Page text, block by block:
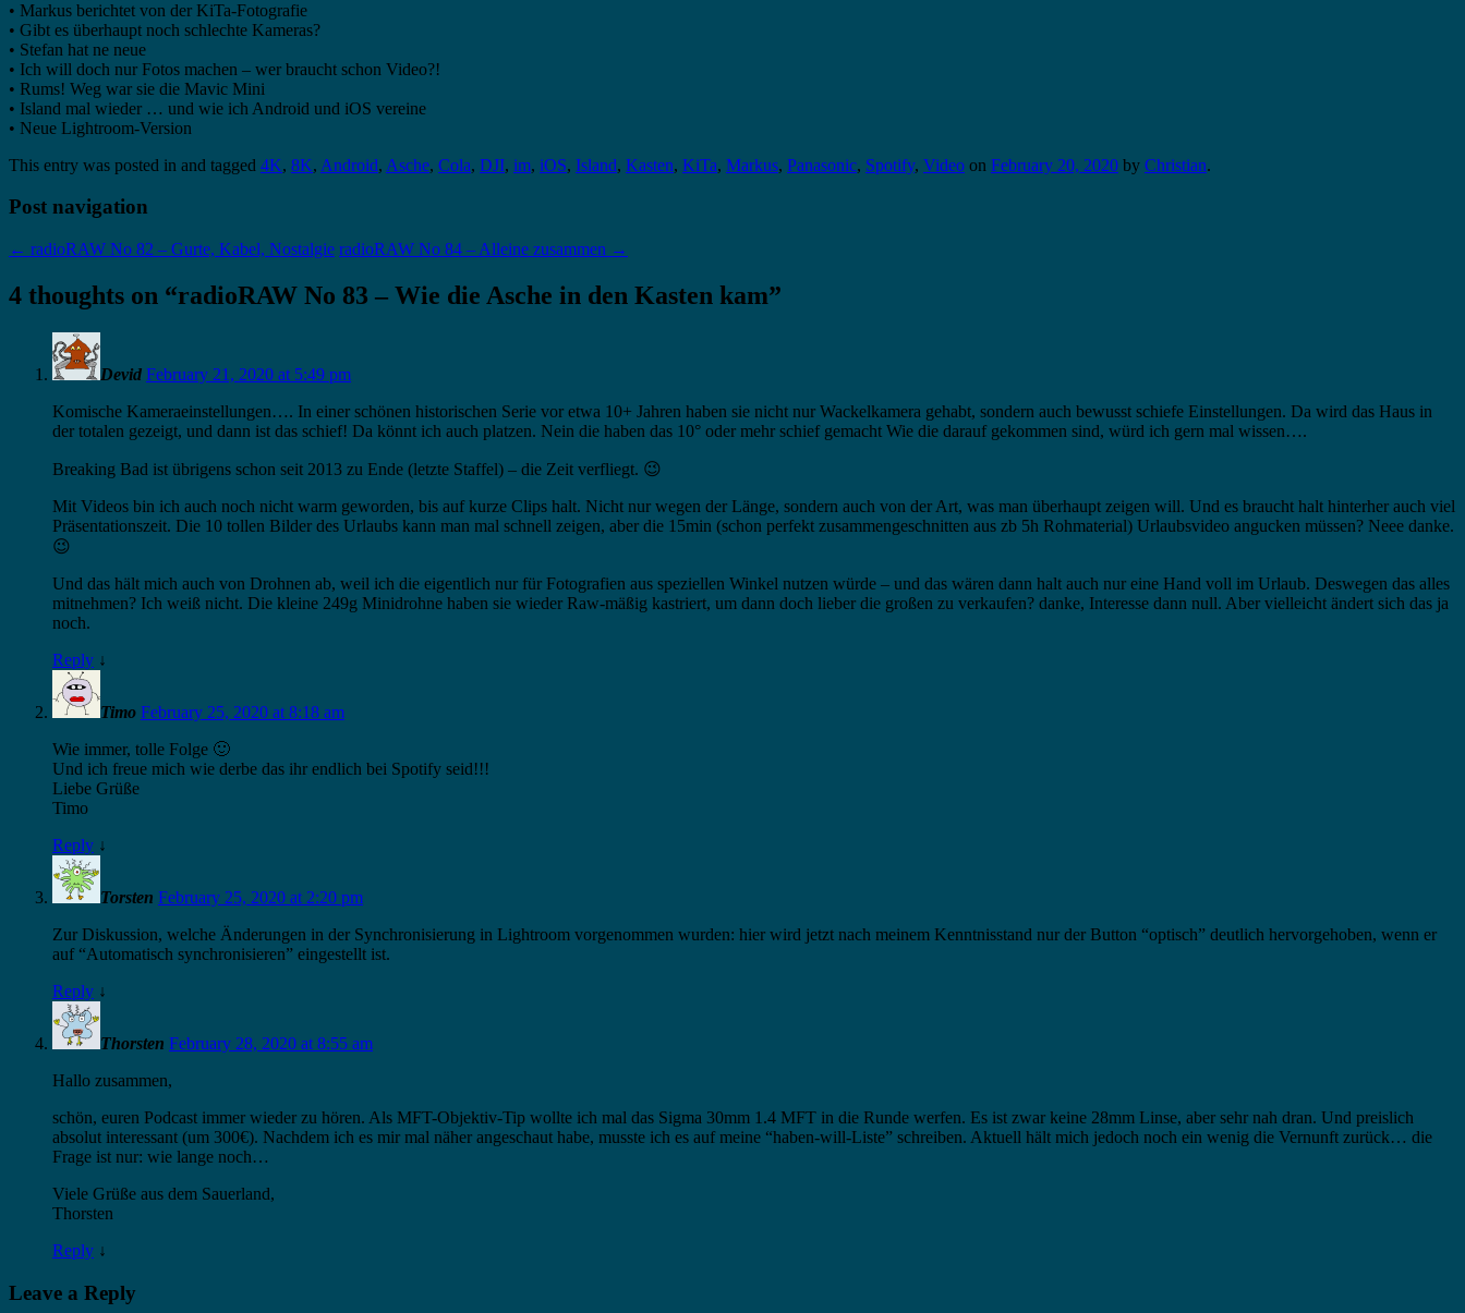
• Markus berichtet von der KiTa-Fotografie
• Gibt es überhaupt noch schlechte Kameras?
• Stefan hat ne neue
• Ich will doch nur Fotos machen – wer braucht schon Video?!
• Rums! Weg war sie die Mavic Mini
• Island mal wieder … und wie ich Android und iOS vereine
• Neue Lightroom-Version
This entry was posted in and tagged 4K, 8K, Android, Asche, Cola, DJI, im, iOS, Island, Kasten, KiTa, Markus, Panasonic, Spotify, Video on February 20, 2020 by Christian.
Post navigation
← radioRAW No 82 – Gurte, Kabel, Nostalgie radioRAW No 84 – Alleine zusammen →
4 thoughts on “radioRAW No 83 – Wie die Asche in den Kasten kam”
Devid February 21, 2020 at 5:49 pm
Komische Kameraeinstellungen…. In einer schönen historischen Serie vor etwa 10+ Jahren haben sie nicht nur Wackelkamera gehabt, sondern auch bewusst schiefe Einstellungen. Da wird das Haus in
der totalen gezeigt, und dann ist das schief! Da könnt ich auch platzen. Nein die haben das 10° oder mehr schief gemacht Wie die darauf gekommen sind, würd ich gern mal wissen….
Breaking Bad ist übrigens schon seit 2013 zu Ende (letzte Staffel) – die Zeit verfliegt. 😉
Mit Videos bin ich auch noch nicht warm geworden, bis auf kurze Clips halt. Nicht nur wegen der Länge, sondern auch von der Art, was man überhaupt zeigen will. Und es braucht halt hinterher auch viel
Präsentationszeit. Die 10 tollen Bilder des Urlaubs kann man mal schnell zeigen, aber die 15min (schon perfekt zusammengeschnitten aus zb 5h Rohmaterial) Urlaubsvideo angucken müssen? Neee danke.
😉
Und das hält mich auch von Drohnen ab, weil ich die eigentlich nur für Fotografien aus speziellen Winkel nutzen würde – und das wären dann halt auch nur eine Hand voll im Urlaub. Deswegen das alles
mitnehmen? Ich weiß nicht. Die kleine 249g Minidrohne haben sie wieder Raw-mäßig kastriert, um dann doch lieber die großen zu verkaufen? danke, Interesse dann null. Aber vielleicht ändert sich das ja
noch.
Reply ↓
Timo February 25, 2020 at 8:18 am
Wie immer, tolle Folge 🙂
Und ich freue mich wie derbe das ihr endlich bei Spotify seid!!!
Liebe Grüße
Timo
Reply ↓
Torsten February 25, 2020 at 2:20 pm
Zur Diskussion, welche Änderungen in der Synchronisierung in Lightroom vorgenommen wurden: hier wird jetzt nach meinem Kenntnisstand nur der Button “optisch” deutlich hervorgehoben, wenn er
auf “Automatisch synchronisieren” eingestellt ist.
Reply ↓
Thorsten February 28, 2020 at 8:55 am
Hallo zusammen,
schön, euren Podcast immer wieder zu hören. Als MFT-Objektiv-Tip wollte ich mal das Sigma 30mm 1.4 MFT in die Runde werfen. Es ist zwar keine 28mm Linse, aber sehr nah dran. Und preislich
absolut interessant (um 300€). Nachdem ich es mir mal näher angeschaut habe, musste ich es auf meine “haben-will-Liste” schreiben. Aktuell hält mich jedoch noch ein wenig die Vernunft zurück… die
Frage ist nur: wie lange noch…
Viele Grüße aus dem Sauerland,
Thorsten
Reply ↓
Leave a Reply